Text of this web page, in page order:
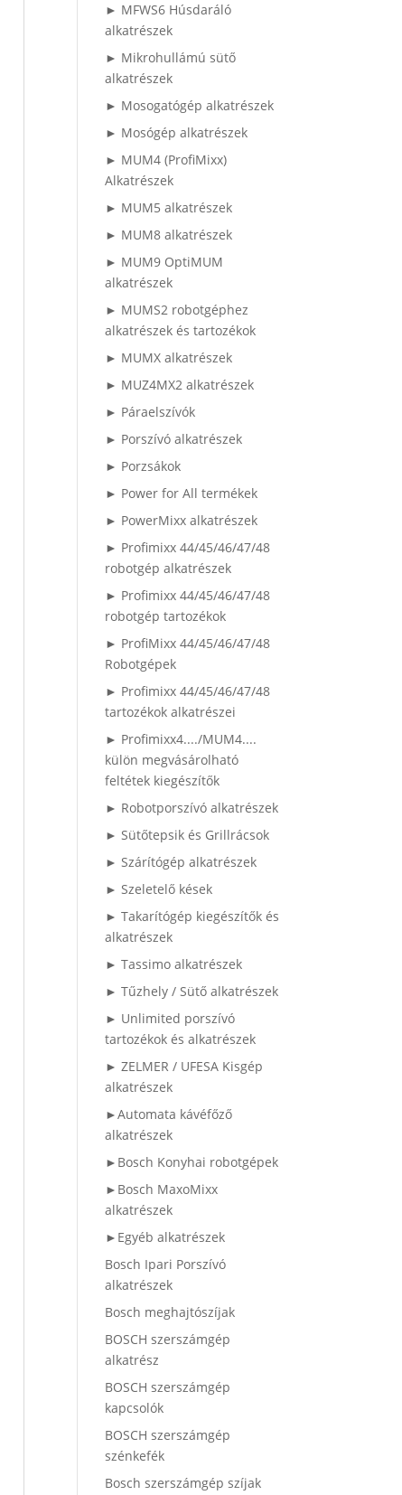
► MFWS6 Húsdaráló
alkatrészek
► Mikrohullámú sütő
alkatrészek
► Mosogatógép alkatrészek
► Mosógép alkatrészek
► MUM4 (ProfiMixx)
Alkatrészek
► MUM5 alkatrészek
► MUM8 alkatrészek
► MUM9 OptiMUM
alkatrészek
► MUMS2 robotgéphez
alkatrészek és tartozékok
► MUMX alkatrészek
► MUZ4MX2 alkatrészek
► Páraelszívók
► Porszívó alkatrészek
► Porzsákok
► Power for All termékek
► PowerMixx alkatrészek
► Profimixx 44/45/46/47/48
robotgép alkatrészek
► Profimixx 44/45/46/47/48
robotgép tartozékok
► ProfiMixx 44/45/46/47/48
Robotgépek
► Profimixx 44/45/46/47/48
tartozékok alkatrészei
► Profimixx4..../MUM4....
külön megvásárolható
feltétek kiegészítők
► Robotporszívó alkatrészek
► Sütőtepsik és Grillrácsok
► Szárítógép alkatrészek
► Szeletelő kések
► Takarítógép kiegészítők és
alkatrészek
► Tassimo alkatrészek
► Tűzhely / Sütő alkatrészek
► Unlimited porszívó
tartozékok és alkatrészek
► ZELMER / UFESA Kisgép
alkatrészek
►Automata kávéfőző
alkatrészek
►Bosch Konyhai robotgépek
►Bosch MaxoMixx
alkatrészek
►Egyéb alkatrészek
Bosch Ipari Porszívó
alkatrészek
Bosch meghajtószíjak
BOSCH szerszámgép
alkatrész
BOSCH szerszámgép
kapcsolók
BOSCH szerszámgép
szénkefék
Bosch szerszámgép szíjak